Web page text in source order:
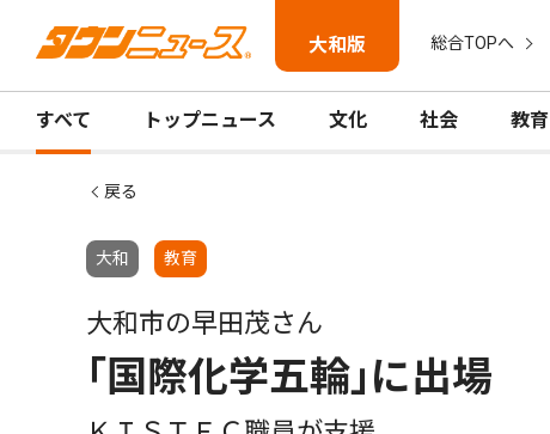
大和版 総合TOPへ
すべて トップニュース 文化 社会 教育
戻る
大和 教育
大和市の早田茂さん
｢国際化学五輪｣に出場